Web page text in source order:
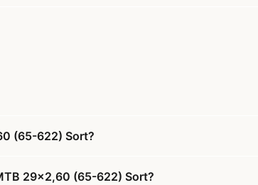
(65-622) Sort?
29x2,60 (65-622) Sort?